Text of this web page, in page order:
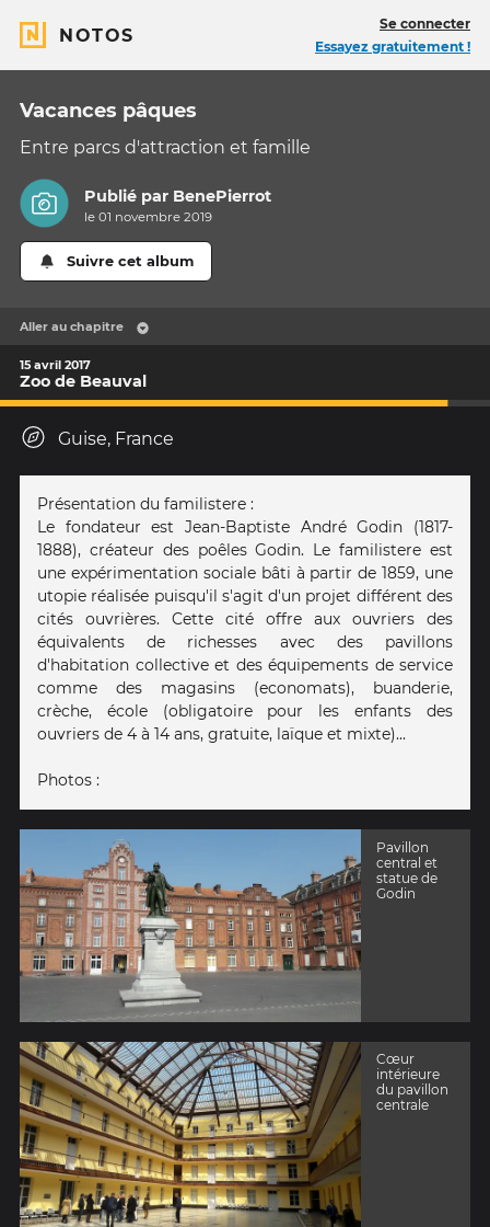
NOTOS
Se connecter
Essayez gratuitement !
Vacances pâques
Entre parcs d'attraction et famille
Publié par BenePierrot
le 01 novembre 2019
Suivre cet album
Aller au chapitre
15 avril 2017
Zoo de Beauval
Guise, France
Présentation du familistere :
Le fondateur est Jean-Baptiste André Godin (1817-
1888), créateur des poêles Godin. Le familistere est
une expérimentation sociale bâti à partir de 1859, une
utopie réalisée puisqu'il s'agit d'un projet différent des
cités ouvrières. Cette cité offre aux ouvriers des
équivalents de richesses avec des pavillons
d'habitation collective et des équipements de service
comme des magasins (economats), buanderie,
crèche, école (obligatoire pour les enfants des
ouvriers de 4 à 14 ans, gratuite, laïque et mixte)...
Photos :
Pavillon
central et
statue de
Godin
Cœur
intérieure
du pavillon
centrale